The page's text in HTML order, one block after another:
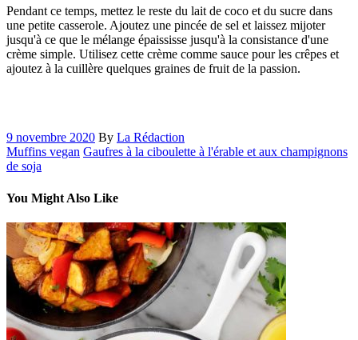
Pendant ce temps, mettez le reste du lait de coco et du sucre dans
une petite casserole. Ajoutez une pincée de sel et laissez mijoter
jusqu'à ce que le mélange épaississe jusqu'à la consistance d'une
crème simple. Utilisez cette crème comme sauce pour les crêpes et
ajoutez à la cuillère quelques graines de fruit de la passion.
9 novembre 2020 By La Rédaction
Muffins vegan Gaufres à la ciboulette à l'érable et aux champignons
de soja
You Might Also Like